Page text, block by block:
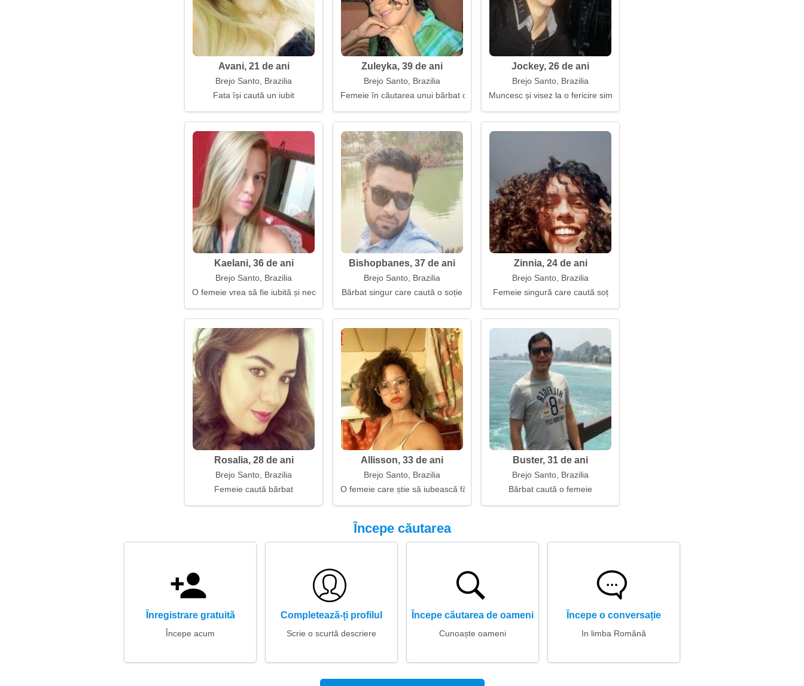
Avani, 21 de ani
Brejo Santo, Brazilia
Fata își caută un iubit
Zuleyka, 39 de ani
Brejo Santo, Brazilia
Femeie în căutarea unui bărbat cu suflet
Jockey, 26 de ani
Brejo Santo, Brazilia
Muncesc și visez la o fericire simplă
Kaelani, 36 de ani
Brejo Santo, Brazilia
O femeie vrea să fie iubită și necesară
Bishopbanes, 37 de ani
Brejo Santo, Brazilia
Bărbat singur care caută o soție
Zinnia, 24 de ani
Brejo Santo, Brazilia
Femeie singură care caută soț
Rosalia, 28 de ani
Brejo Santo, Brazilia
Femeie caută bărbat
Allisson, 33 de ani
Brejo Santo, Brazilia
O femeie care știe să iubească fără paradă
Buster, 31 de ani
Brejo Santo, Brazilia
Bărbat caută o femeie
Începe căutarea
Înregistrare gratuită
Începe acum
Completează-ți profilul
Scrie o scurtă descriere
Începe căutarea de oameni
Cunoaște oameni
Începe o conversație
In limba Română